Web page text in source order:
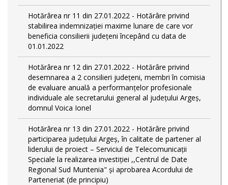
Hotărârea nr 11 din 27.01.2022 - Hotărâre privind
stabilirea indemnizației maxime lunare de care vor
beneficia consilierii județeni începând cu data de
01.01.2022
Hotărârea nr 12 din 27.01.2022 - Hotărâre privind
desemnarea a 2 consilieri județeni, membri în comisia
de evaluare anuală a performanțelor profesionale
individuale ale secretarului general al județului Argeș,
domnul Voica Ionel
Hotărârea nr 13 din 27.01.2022 - Hotărâre privind
participarea județului Argeș, în calitate de partener al
liderului de proiect – Serviciul de Telecomunicații
Speciale la realizarea investiției ,,Centrul de Date
Regional Sud Muntenia" și aprobarea Acordului de
Parteneriat (de principiu)